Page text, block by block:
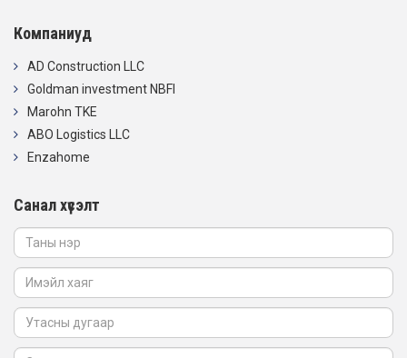
Компаниуд
AD Construction LLC
Goldman investment NBFI
Marohn TKE
ABO Logistics LLC
Enzahome
Санал хүсэлт